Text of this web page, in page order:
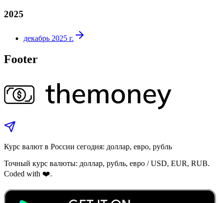
2025
декабрь 2025 г.
Footer
Курс валют в России сегодня: доллар, евро, рубль
Точный курс валюты: доллар, рубль, евро / USD, EUR, RUB.
Coded with ❤️.